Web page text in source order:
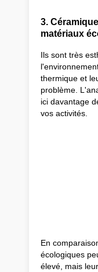
3.
matériaux
Ils sont très
thermique et
problème.
ici davantage
vos activités.
En
écologiques
élevé, mais